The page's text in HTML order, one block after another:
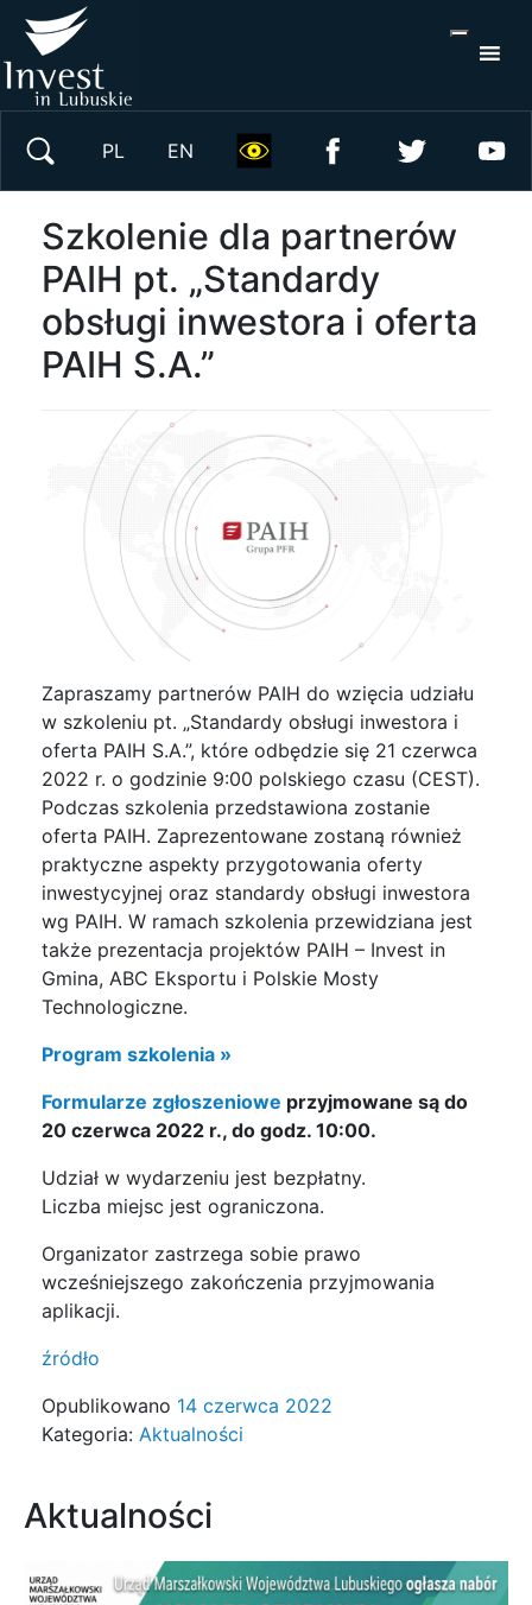
PL EN
Szkolenie dla partnerów
PAIH pt. „Standardy
obsługi inwestora i oferta
PAIH S.A.”
Zapraszamy partnerów PAIH do wzięcia udziału
w szkoleniu pt. „Standardy obsługi inwestora i
oferta PAIH S.A.”, które odbędzie się 21 czerwca
2022 r. o godzinie 9:00 polskiego czasu (CEST).
Podczas szkolenia przedstawiona zostanie
oferta PAIH. Zaprezentowane zostaną również
praktyczne aspekty przygotowania oferty
inwestycyjnej oraz standardy obsługi inwestora
wg PAIH. W ramach szkolenia przewidziana jest
także prezentacja projektów PAIH – Invest in
Gmina, ABC Eksportu i Polskie Mosty
Technologiczne.
Program szkolenia »
Formularze zgłoszeniowe przyjmowane są do
20 czerwca 2022 r., do godz. 10:00.
Udział w wydarzeniu jest bezpłatny.
Liczba miejsc jest ograniczona.
Organizator zastrzega sobie prawo
wcześniejszego zakończenia przyjmowania
aplikacji.
źródło
Opublikowano 14 czerwca 2022
Kategoria: Aktualności
Aktualności
Wyszukaj w serwisie